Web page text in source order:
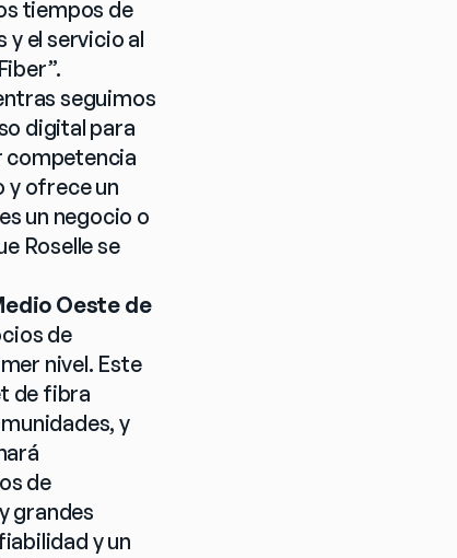
tiempos de
el servicio al
seguimos
digital para
competencia
y ofrece un
un negocio o
Roselle se
Oeste de
de
nivel. Este
de fibra
y
de
grandes
y un